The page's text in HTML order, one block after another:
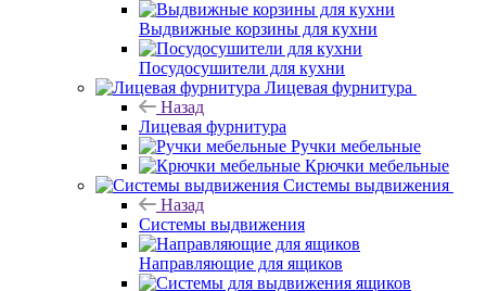
Выдвижные корзины для кухни
Посудосушители для кухни
Лицевая фурнитура
Назад
Лицевая фурнитура
Ручки мебельные
Крючки мебельные
Системы выдвижения
Назад
Системы выдвижения
Направляющие для ящиков